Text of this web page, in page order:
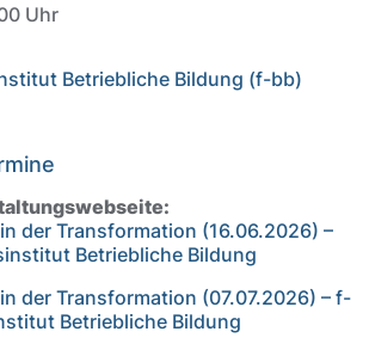
Uhr
Betriebliche Bildung (f-bb)
anzeigen
der Transformation (16.06.2026) –
Betriebliche Bildung
der Transformation (07.07.2026) – f-
Betriebliche Bildung